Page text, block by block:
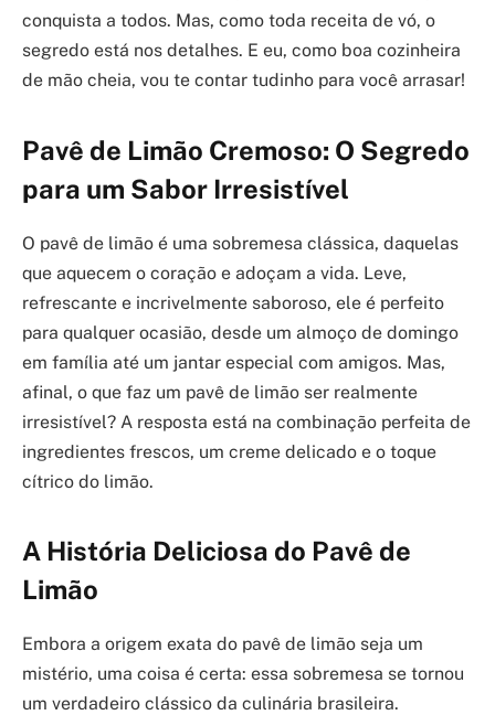
conquista a todos. Mas, como toda receita de vó, o
segredo está nos detalhes. E eu, como boa cozinheira
de mão cheia, vou te contar tudinho para você arrasar!
Pavê de Limão Cremoso: O Segredo
para um Sabor Irresistível
O pavê de limão é uma sobremesa clássica, daquelas
que aquecem o coração e adoçam a vida. Leve,
refrescante e incrivelmente saboroso, ele é perfeito
para qualquer ocasião, desde um almoço de domingo
em família até um jantar especial com amigos. Mas,
afinal, o que faz um pavê de limão ser realmente
irresistível? A resposta está na combinação perfeita de
ingredientes frescos, um creme delicado e o toque
cítrico do limão.
A História Deliciosa do Pavê de
Limão
Embora a origem exata do pavê de limão seja um
mistério, uma coisa é certa: essa sobremesa se tornou
um verdadeiro clássico da culinária brasileira.